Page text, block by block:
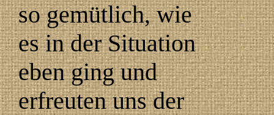
so gemütlich, wie
es in der Situation
eben ging und
erfreuten uns der